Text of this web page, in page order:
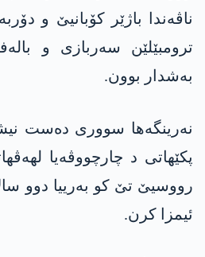
ترومبێلێن سه‌ربازی و
به‌شدار بوون.
نه‌رینگه‌ها سووری ده‌ست
پكێهاتی د چارچووڤه‌یا
رووسیێ تێ كو به‌رییا دوو
ئیمزا‌ كرن.